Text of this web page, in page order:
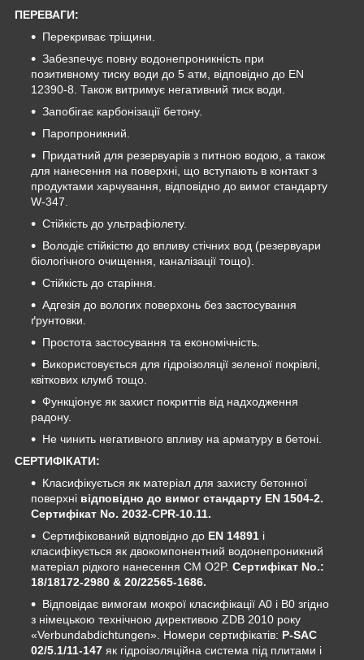
ПЕРЕВАГИ:
Перекриває тріщини.
Забезпечує повну водонепроникність при
позитивному тиску води до 5 атм, відповідно до EN
12390-8. Також витримує негативний тиск води.
Запобігає карбонізації бетону.
Паропроникний.
Придатний для резервуарів з питною водою, а також
для нанесення на поверхні, що вступають в контакт з
продуктами харчування, відповідно до вимог стандарту
W-347.
Стійкість до ультрафіолету.
Володіє стійкістю до впливу стічних вод (резервуари
біологічного очищення, каналізації тощо).
Стійкість до старіння.
Адгезія до вологих поверхонь без застосування
ґрунтовки.
Простота застосування та економічність.
Використовується для гідроізоляції зеленої покрівлі,
квіткових клумб тощо.
Функціонує як захист покриттів від надходження
радону.
Не чинить негативного впливу на арматуру в бетоні.
СЕРТИФІКАТИ:
Класифікується як матеріал для захисту бетонної
поверхні відповідно до вимог стандарту EN 1504-2.
Сертифікат No. 2032-CPR-10.11.
Сертифікований відповідно до ΕΝ 14891 і
класифікується як двокомпонентний водонепроникний
матеріал рідкого нанесення CM O2P. Сертифікат No.:
18/18172-2980 & 20/22565-1686.
Відповідає вимогам мокрої класифікації A0 і B0 згідно
з німецькою технічною директивою ZDB 2010 року
«Verbundabdichtungen». Номери сертифікатів: P-SAC
02/5.1/11-147 як гідроізоляційна система під плитами і